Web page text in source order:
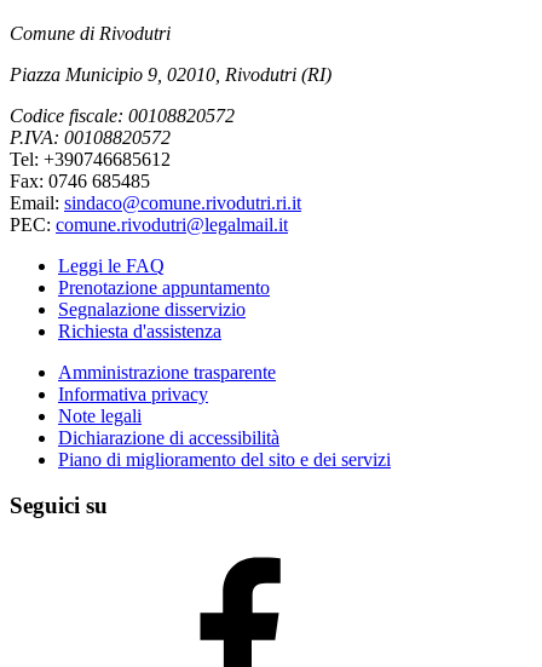
Comune di Rivodutri
Piazza Municipio 9, 02010, Rivodutri (RI)
Codice fiscale: 00108820572
P.IVA: 00108820572
Tel: +390746685612
Fax: 0746 685485
Email: sindaco@comune.rivodutri.ri.it
PEC: comune.rivodutri@legalmail.it
Leggi le FAQ
Prenotazione appuntamento
Segnalazione disservizio
Richiesta d'assistenza
Amministrazione trasparente
Informativa privacy
Note legali
Dichiarazione di accessibilità
Piano di miglioramento del sito e dei servizi
Seguici su